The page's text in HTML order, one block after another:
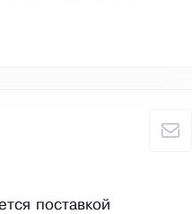
поставкой